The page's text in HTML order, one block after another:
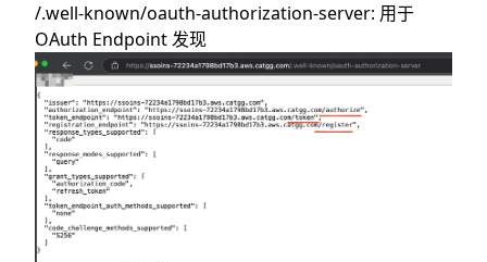
/.well-known/oauth-authorization-server: 用于
OAuth Endpoint 发现